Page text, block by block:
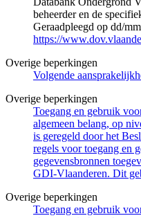
beheerder en de
Geraadpleegd op dd/
https://
Overige beperkingen
Volgende
Overige beperkingen
Toegang en gebruik
algemeen belang, op
is geregeld door het
regels voor toegang en
gegevensbronnen
GDI-Vlaanderen. Dit
Overige beperkingen
Toegang en gebruik